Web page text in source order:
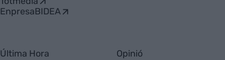
EnpresaBIDEA
Última Hora Opinió